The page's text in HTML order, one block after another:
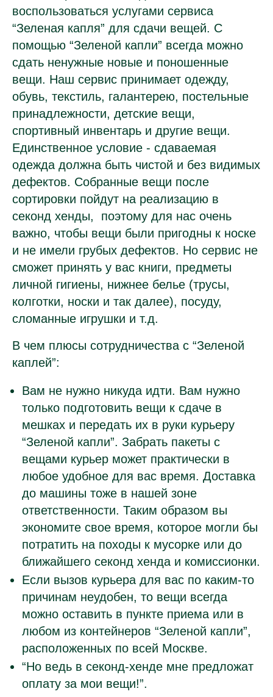
воспользоваться услугами сервиса
“Зеленая капля” для сдачи вещей. С
помощью “Зеленой капли” всегда можно
сдать ненужные новые и поношенные
вещи. Наш сервис принимает одежду,
обувь, текстиль, галантерею, постельные
принадлежности, детские вещи,
спортивный инвентарь и другие вещи.
Единственное условие - сдаваемая
одежда должна быть чистой и без видимых
дефектов. Собранные вещи после
сортировки пойдут на реализацию в
секонд хенды, поэтому для нас очень
важно, чтобы вещи были пригодны к носке
и не имели грубых дефектов. Но сервис не
сможет принять у вас книги, предметы
личной гигиены, нижнее белье (трусы,
колготки, носки и так далее), посуду,
сломанные игрушки и т.д.
В чем плюсы сотрудничества с “Зеленой
каплей”:
Вам не нужно никуда идти. Вам нужно
только подготовить вещи к сдаче в
мешках и передать их в руки курьеру
“Зеленой капли”. Забрать пакеты с
вещами курьер может практически в
любое удобное для вас время. Доставка
до машины тоже в нашей зоне
ответственности. Таким образом вы
экономите свое время, которое могли бы
потратить на походы к мусорке или до
ближайшего секонд хенда и комиссионки.
Если вызов курьера для вас по каким-то
причинам неудобен, то вещи всегда
можно оставить в пункте приема или в
любом из контейнеров “Зеленой капли”,
расположенных по всей Москве.
“Но ведь в секонд-хенде мне предложат
оплату за мои вещи!”.